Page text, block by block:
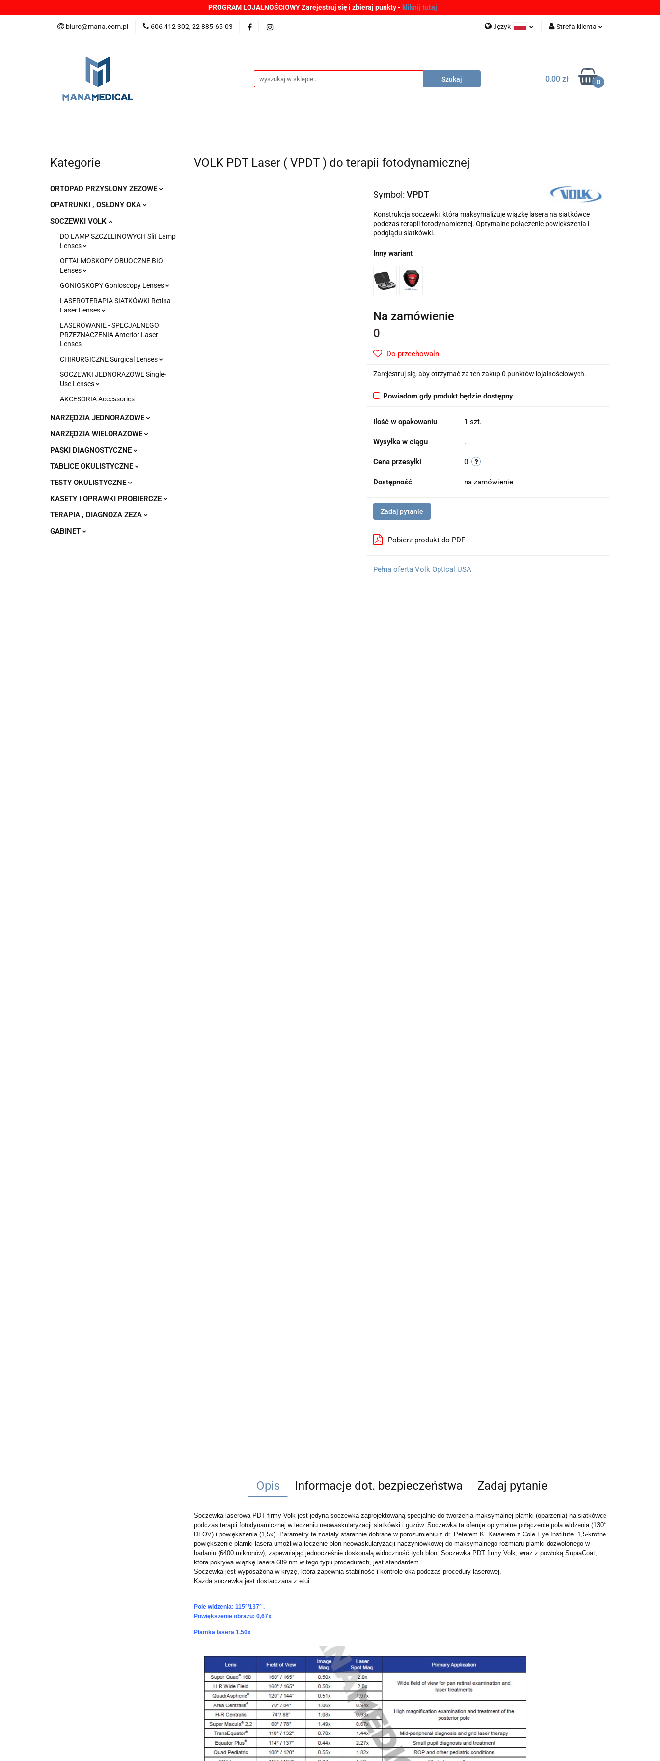
PROGRAM LOJALNOŚCIOWY Zarejestruj się i zbieraj punkty - kliknij tutaj
biuro@mana.com.pl 606 412 302, 22 885-65-03 Język Strefa klienta
Zarejestruj się
Dodaj zgłoszenie
0,00 zł 0
NOWOŚCI PROMOCJE BESTSELLERY WYPRZEDAŻE PLIKI DO POBRANIA
Kategorie
ORTOPAD PRZYSŁONY ZEZOWE
OPATRUNKI , OSŁONY OKA
SOCZEWKI VOLK
DO LAMP SZCZELINOWYCH Slit Lamp
Lenses
OFTALMOSKOPY OBUOCZNE BIO
Lenses
GONIOSKOPY Gonioscopy Lenses
LASEROTERAPIA SIATKÓWKI Retina
Laser Lenses
LASEROWANIE - SPECJALNEGO
PRZEZNACZENIA Anterior Laser
Lenses
CHIRURGICZNE Surgical Lenses
SOCZEWKI JEDNORAZOWE Single-
Use Lenses
AKCESORIA Accessories
NARZĘDZIA JEDNORAZOWE
NARZĘDZIA WIELORAZOWE
PASKI DIAGNOSTYCZNE
TABLICE OKULISTYCZNE
TESTY OKULISTYCZNE
KASETY I OPRAWKI PROBIERCZE
TERAPIA , DIAGNOZA ZEZA
GABINET
VOLK PDT Laser ( VPDT ) do terapii fotodynamicznej
Symbol:VPDT
Konstrukcja soczewki, która maksymalizuje wiązkę lasera na siatkówce
podczas terapii fotodynamicznej. Optymalne połączenie powiększenia i
podglądu siatkówki.
Inny wariant
Na zamówienie
0
Do przechowalni
Zarejestruj się, aby otrzymać za ten zakup 0 punktów lojalnościowych.
Powiadom gdy produkt będzie dostępny
Ilość w opakowaniu 1 szt.
Wysyłka w ciągu .
Cena przesyłki 0
Dostępność na zamówienie
Zadaj pytanie
Pobierz produkt do PDF
Pełna oferta Volk Optical USA
Opis Informacje dot. bezpieczeństwa Zadaj pytanie
Soczewka laserowa PDT firmy Volk jest jedyną soczewką zaprojektowaną specjalnie do tworzenia maksymalnej plamki (oparzenia) na siatkówce
podczas terapii fotodynamicznej w leczeniu neowaskularyzacji siatkówki i guzów. Soczewka ta oferuje optymalne połączenie pola widzenia (130°
DFOV) i powiększenia (1,5x). Parametry te zostały starannie dobrane w porozumieniu z dr. Peterem K. Kaiserem z Cole Eye Institute. 1,5-krotne
powiększenie plamki lasera umożliwia leczenie błon neowaskularyzacji naczyniówkowej do maksymalnego rozmiaru plamki dozwolonego w
badaniu (6400 mikronów), zapewniając jednocześnie doskonałą widoczność tych błon. Soczewka PDT firmy Volk, wraz z powłoką SupraCoat,
która pokrywa wiązkę lasera 689 nm w tego typu procedurach, jest standardem.
Soczewka jest wyposażona w kryzę, która zapewnia stabilność i kontrolę oka podczas procedury laserowej.
Każda soczewka jest dostarczana z etui.
Pole widzenia: 115°/137° .
Powiększenie obrazu: 0,67x
Plamka lasera 1.50x